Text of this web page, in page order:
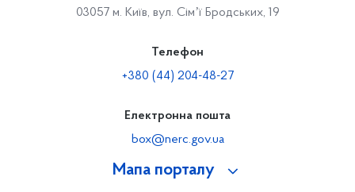
Мапа порталу
03057 м. Київ, вул. Сімʼї Бродських, 19
Телефон
+380 (44) 204-48-27
Електронна пошта
box@nerc.gov.ua